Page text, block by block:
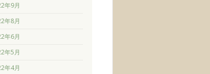
年9月
年8月
年6月
年5月
年4月